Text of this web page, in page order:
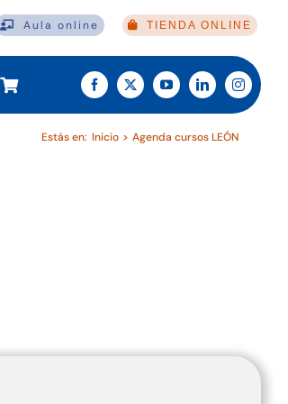
Aula online TIENDA ONLINE
Estás en: Inicio Agenda cursos LEÓN